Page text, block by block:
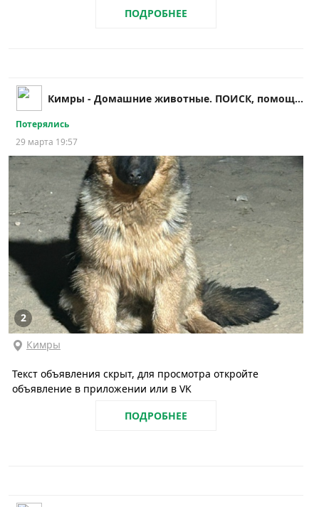
ПОДРОБНЕЕ
Кимры - Домашние животные. ПОИСК, помощь и др.!!
Потерялись
29 марта 19:57
2
Кимры
Текст объявления скрыт, для просмотра откройте
объявление в приложении или в VK
ПОДРОБНЕЕ